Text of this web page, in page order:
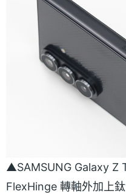
▲SAMSUNG Galaxy Z
FlexHinge 轉軸外加上